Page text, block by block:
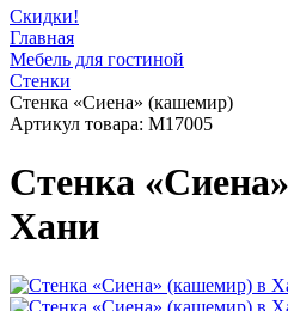
Скидки!
Главная
Мебель для гостиной
Стенки
Стенка «Сиена» (кашемир)
Артикул товара: M17005
Стенка
Хани